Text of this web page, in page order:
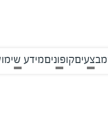
מבצעיםקופוניםמידע